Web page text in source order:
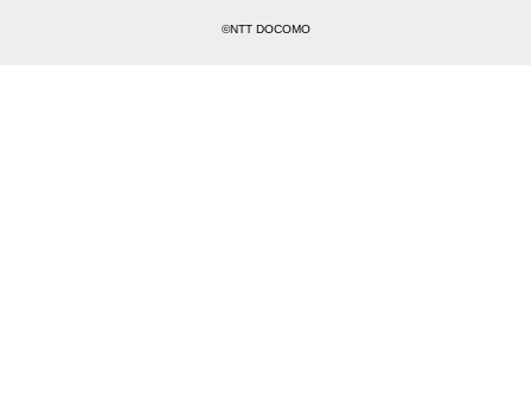
©NTT DOCOMO